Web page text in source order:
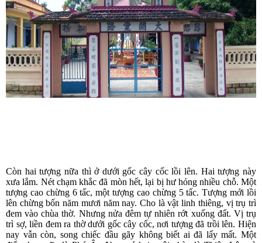
Còn hai tượng nữa thì ở dưới gốc cây cốc lồi lên. Hai tượng này
xưa lắm. Nét chạm khắc đã mòn hết, lại bị hư hỏng nhiều chỗ. Một
tượng cao chừng 6 tấc, một tượng cao chừng 5 tấc. Tượng mới lồi
lên chừng bốn năm mươi năm nay. Cho là vật linh thiêng, vị trụ trì
đem vào chùa thờ. Nhưng nửa đêm tự nhiên rớt xuống đất. Vị trụ
trì sợ, liền đem ra thờ dưới gốc cây cốc, nơi tượng đã trồi lên. Hiện
nay vẫn còn, song chiếc đầu gãy không biết ai đã lấy mất. Một